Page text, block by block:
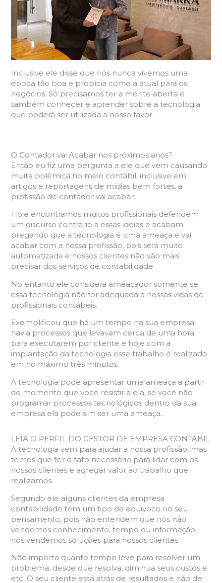
Inclusive ele disse que nós nunca vivemos uma
época tão boa e propícia como a atual para os
negócios. Só precisamos ter a mente aberta e
também conhecer e aprender sobre a tecnologia
que poderá ser utilizada a nosso favor.
O Contador vai Acabar nos próximos anos?
Então eu fiz uma pergunta a ele que vem causando
muita polêmica no meio contábil, inclusive em
artigos e reportagens de mídias bem fortes, a
profissão de contador vai acabar.
Hoje encontramos muitos profissionais defendem
um discurso contrario a essas ideias e acabam
pregando que a tecnologia é uma ameaça e vai
acabar com a nossa profissão, pois será muito
automatizada e nossos clientes não vão mais
precisar dos serviços de contabilidade.
No entanto ele considera ameaçador somente se
essa tecnologia não for adequada a nossas vidas de
profissionais contábeis.
Exemplificou que há um tempo na sua empresa
havia processos que levavam cerca de uma hora
para executarem por cliente e hoje com a
implantação da tecnologia esse trabalho é realizado
em no máximo três minutos.
A tecnologia pode apresentar uma ameaça a partir
do momento que você resistir a ela, se você não
programar processos tecnológicos dentro da sua
empresa ela pode sim ser uma ameaça.
LEIA O PERFIL DO GESTOR DE EMPRESA CONTÁBIL
A tecnologia vem para ajudar a nossa profissão, mas
temos que ter o tato necessário para lidar com os
nossos clientes e agregar valor ao trabalho que
realizamos.
Segundo ele alguns clientes da empresa
contabilidade tem um tipo de equivoco no seu
pensamento, pois não entendem que nós não
vendemos conhecimento, tempo ou informação,
nós vendemos soluções para nossos clientes.
Não importa quanto tempo leve para resolver um
problema, desde que resolva, diminua seus custos e
etc. O seu cliente está atrás de resultados e não de